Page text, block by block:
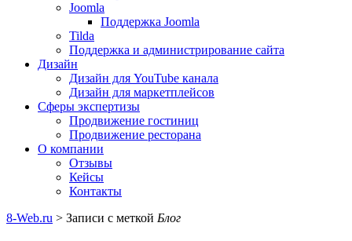
Joomla
Поддержка Joomla
Tilda
Поддержка и администрирование сайта
Дизайн
Дизайн для YouTube канала
Дизайн для маркетплейсов
Сферы экспертизы
Продвижение гостиниц
Продвижение ресторана
О компании
Отзывы
Кейсы
Контакты
8-Web.ru > Записи с меткой Блог